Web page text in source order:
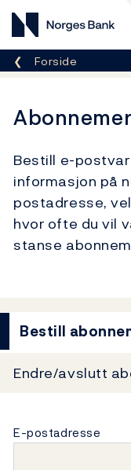
Norges Bank
Her er du nå:
Forside
Bestill e-
informasjon på
postadresse,
hvor ofte du vil
stanse
Bestill
Endre/avslutt
E-postadresse